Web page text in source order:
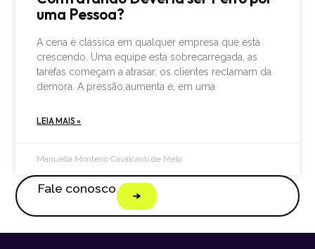
uma Pessoa?
A cena é clássica em qualquer empresa que está
crescendo. Uma equipe está sobrecarregada, as
tarefas começam a atrasar, os clientes reclamam da
demora. A pressão aumenta e, em uma
LEIA MAIS »
Manuella Monteiro Cavalcanti de Melo
Fale conosco